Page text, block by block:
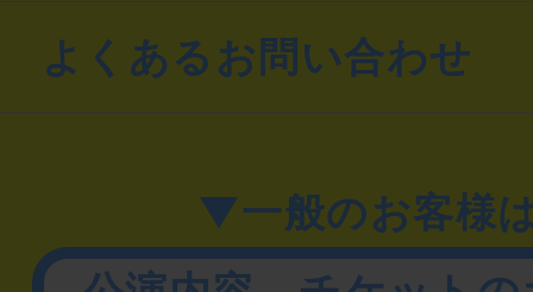
よくあるお問い合わせ
▼一般のお客様